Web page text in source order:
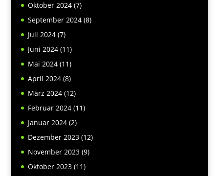
Oktober 2024(7)
September 2024(8)
Juli 2024(7)
Juni 2024(11)
Mai 2024(11)
April 2024(8)
März 2024(12)
Februar 2024(11)
Januar 2024(2)
Dezember 2023(12)
November 2023(9)
Oktober 2023(11)